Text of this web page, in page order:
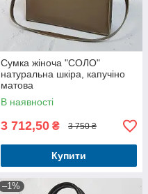
Сумка жіноча "СОЛО"
натуральна шкіра, капучіно
матова
В наявності
3 712,50 ₴ 3 750 ₴
Купити
–1%